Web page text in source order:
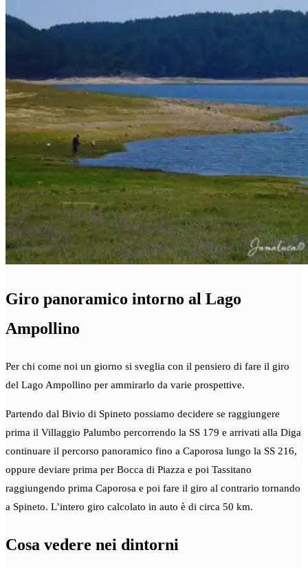
Giro panoramico intorno al Lago
Ampollino
Per chi come noi un giorno si sveglia con il pensiero di fare il giro
del Lago Ampollino per ammirarlo da varie prospettive.
Partendo dal Bivio di Spineto possiamo decidere se raggiungere
prima il Villaggio Palumbo percorrendo la SS 179 e arrivati alla Diga
continuare il percorso panoramico fino a Caporosa lungo la SS 216,
oppure deviare prima per Bocca di Piazza e poi Tassitano
raggiungendo prima Caporosa e poi fare il giro al contrario tornando
a Spineto. L’intero giro calcolato in auto è di circa 50 km.
Cosa vedere nei dintorni